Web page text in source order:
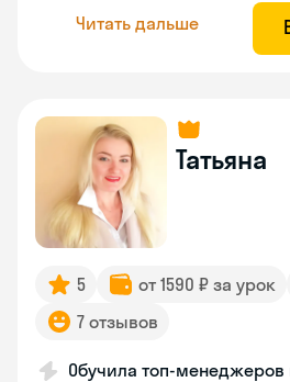
Читать дальше
Татьяна
5 от 1590 ₽ за урок
7 отзывов
Обучила топ-менеджеров